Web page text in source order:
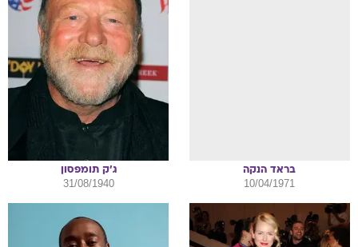
בראד הנקה
10/04/1971
ג'ק תומפסון
31/08/1940